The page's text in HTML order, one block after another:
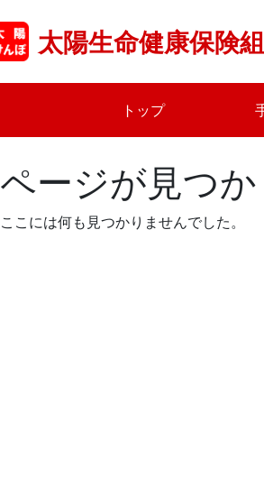
太陽生命健康保険
トップ
ページが見つか
ここには何も見つかりませんでした。